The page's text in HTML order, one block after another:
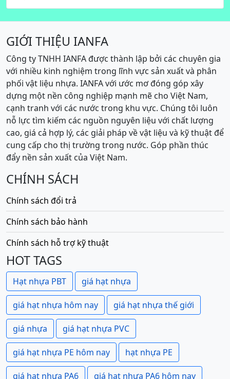
GIỚI THIỆU IANFA
Công ty TNHH IANFA được thành lập bởi các chuyên gia
với nhiều kinh nghiệm trong lĩnh vực sản xuất và phân
phối vật liệu nhựa. IANFA với ước mơ đóng góp xây
dựng một nền công nghiệp mạnh mẽ cho Việt Nam,
cạnh tranh với các nước trong khu vực. Chúng tôi luôn
nỗ lực tìm kiếm các nguồn nguyên liệu với chất lượng
cao, giá cả hợp lý, các giải pháp về vật liệu và kỹ thuật để
cung cấp cho thị trường trong nước. Góp phần thúc
đẩy nền sản xuất của Việt Nam.
CHÍNH SÁCH
Chính sách đổi trả
Chính sách bảo hành
Chính sách hỗ trợ kỹ thuật
HOT TAGS
Hạt nhựa PBT giá hạt nhựa
giá hạt nhựa hôm nay giá hạt nhựa thế giới
giá nhựa giá hạt nhựa PVC
giá hạt nhựa PE hôm nay hạt nhựa PE
giá hạt nhựa PA6 giá hạt nhựa PA6 hôm nay